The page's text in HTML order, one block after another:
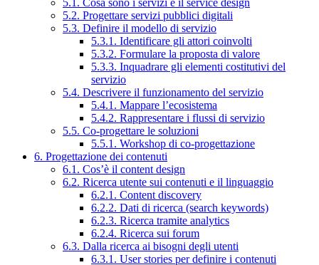
5.1. Cosa sono i servizi e il service design
5.2. Progettare servizi pubblici digitali
5.3. Definire il modello di servizio
5.3.1. Identificare gli attori coinvolti
5.3.2. Formulare la proposta di valore
5.3.3. Inquadrare gli elementi costitutivi del
servizio
5.4. Descrivere il funzionamento del servizio
5.4.1. Mappare l’ecosistema
5.4.2. Rappresentare i flussi di servizio
5.5. Co-progettare le soluzioni
5.5.1. Workshop di co-progettazione
6. Progettazione dei contenuti
6.1. Cos’è il content design
6.2. Ricerca utente sui contenuti e il linguaggio
6.2.1. Content discovery
6.2.2. Dati di ricerca (search keywords)
6.2.3. Ricerca tramite analytics
6.2.4. Ricerca sui forum
6.3. Dalla ricerca ai bisogni degli utenti
6.3.1. User stories per definire i contenuti